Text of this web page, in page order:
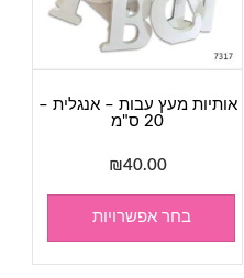
אותיות מעץ עבות – אנגלית –
20 ס"מ
₪40.00
בחר אפשרויות